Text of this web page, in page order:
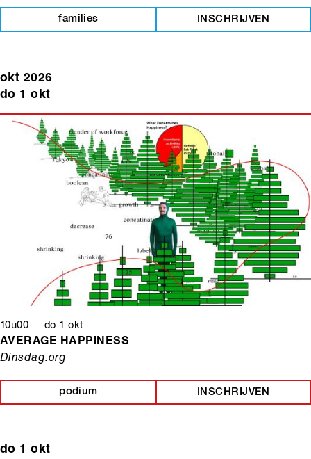
families INSCHRIJVEN
okt 2026
do 1 okt
10u00 do 1 okt
AVERAGE HAPPINESS
Dinsdag.org
podium INSCHRIJVEN
do 1 okt